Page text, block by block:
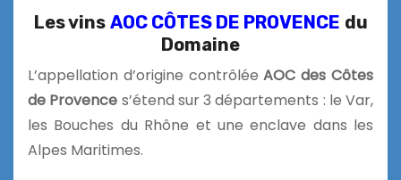
Les vins AOC CÔTES DE PROVENCE du
Domaine
L’appellation d’origine contrôléeAOC des Côtes
de Provence s’étend sur 3 départements : le Var,
les Bouches du Rhône et une enclave dans les
Alpes Maritimes.